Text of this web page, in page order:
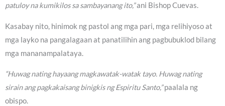
patuloy na kumikilos sa sambayanang ito,”ani Bishop Cuevas.
Kasabay nito, hinimok ng pastol ang mga pari, mga relihiyoso at
mga layko na pangalagaan at panatilihin ang pagbubuklod bilang
mga mananampalataya.
“Huwag nating hayaang magkawatak-watak tayo. Huwag nating
sirain ang pagkakaisang binigkis ng Espiritu Santo,”paalala ng
obispo.